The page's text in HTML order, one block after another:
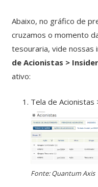
Abaixo, no gráfico de
cruzamos o momento
tesouraria, vide nossas
de Acionistas >
ativo:
Tela de Acionistas
Fonte: Quantum Axis